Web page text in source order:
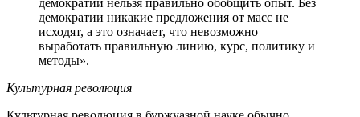
демократии никакие предложения от масс не
исходят, а это означает, что невозможно
выработать правильную линию, курс, политику и
методы».
Культурная революция